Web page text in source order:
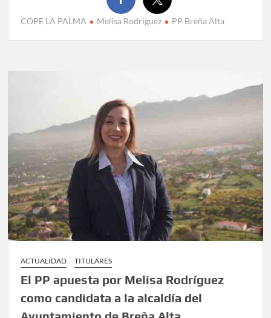
COPE LA PALMA Melisa Rodríguez PP Breña Alta
ACTUALIDAD TITULARES
El PP apuesta por Melisa Rodríguez
como candidata a la alcaldía del